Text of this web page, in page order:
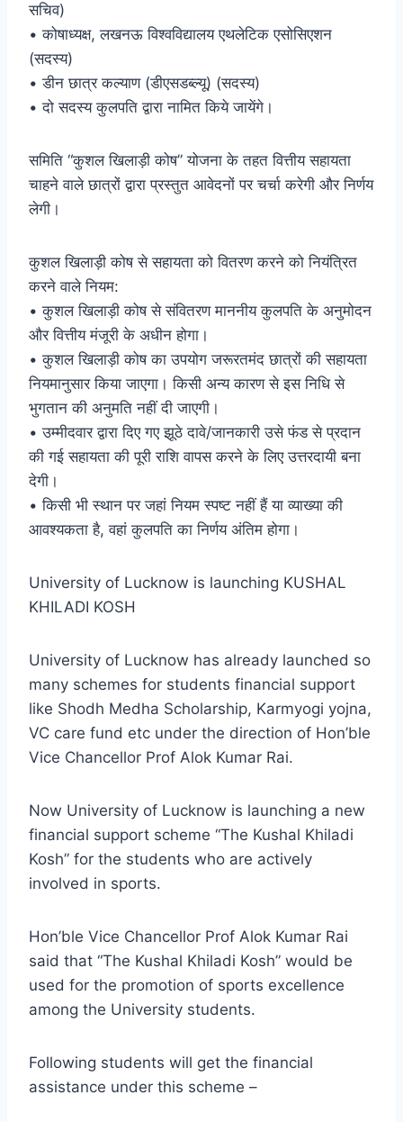
सचिव)
• कोषाध्यक्ष, लखनऊ विश्वविद्यालय एथलेटिक एसोसिएशन
(सदस्य)
• डीन छात्र कल्याण (डीएसडब्ल्यू) (सदस्य)
• दो सदस्य कुलपति द्वारा नामित किये जायेंगे।
समिति “कुशल खिलाड़ी कोष” योजना के तहत वित्तीय सहायता
चाहने वाले छात्रों द्वारा प्रस्तुत आवेदनों पर चर्चा करेगी और निर्णय
लेगी।
कुशल खिलाड़ी कोष से सहायता को वितरण करने को नियंत्रित
करने वाले नियम:
• कुशल खिलाड़ी कोष से संवितरण माननीय कुलपति के अनुमोदन
और वित्तीय मंजूरी के अधीन होगा।
• कुशल खिलाड़ी कोष का उपयोग जरूरतमंद छात्रों की सहायता
नियमानुसार किया जाएगा। किसी अन्य कारण से इस निधि से
भुगतान की अनुमति नहीं दी जाएगी।
• उम्मीदवार द्वारा दिए गए झूठे दावे/जानकारी उसे फंड से प्रदान
की गई सहायता की पूरी राशि वापस करने के लिए उत्तरदायी बना
देगी।
• किसी भी स्थान पर जहां नियम स्पष्ट नहीं हैं या व्याख्या की
आवश्यकता है, वहां कुलपति का निर्णय अंतिम होगा।
University of Lucknow is launching KUSHAL
KHILADI KOSH
University of Lucknow has already launched so
many schemes for students financial support
like Shodh Medha Scholarship, Karmyogi yojna,
VC care fund etc under the direction of Hon’ble
Vice Chancellor Prof Alok Kumar Rai.
Now University of Lucknow is launching a new
financial support scheme “The Kushal Khiladi
Kosh” for the students who are actively
involved in sports.
Hon’ble Vice Chancellor Prof Alok Kumar Rai
said that “The Kushal Khiladi Kosh” would be
used for the promotion of sports excellence
among the University students.
Following students will get the financial
assistance under this scheme –